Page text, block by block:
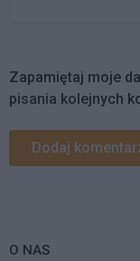
Zapamiętaj moje
pisania kolejnych
O NAS